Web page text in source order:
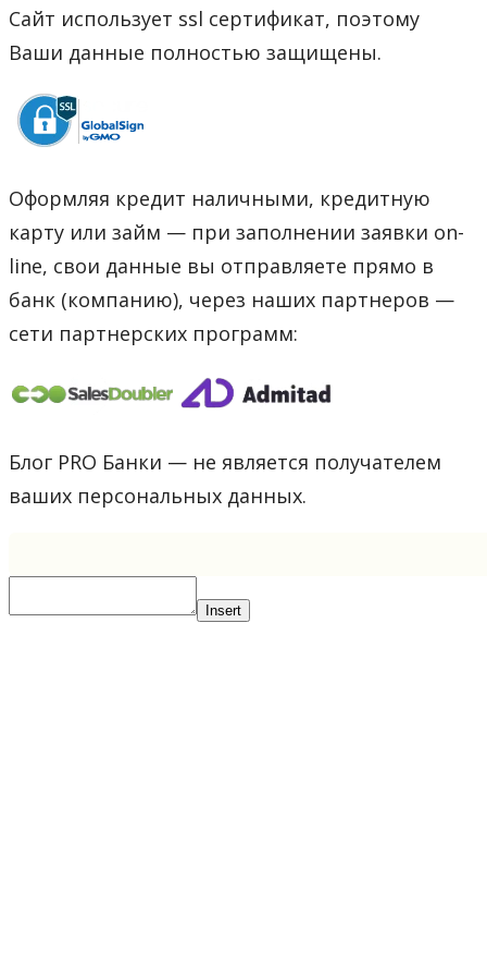
Сайт использует ssl сертификат, поэтому
Ваши данные полностью защищены.
Оформляя кредит наличными, кредитную
карту или займ — при заполнении заявки on-
line, свои данные вы отправляете прямо в
банк (компанию), через наших партнеров —
сети партнерских программ:
Блог PRO Банки — не является получателем
ваших персональных данных.
Insert